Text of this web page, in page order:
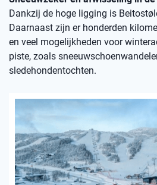
Dankzij de hoge ligging is
Daarnaast zijn er honderden
en veel mogelijkheden voor
piste, zoals
sledehondentochten.